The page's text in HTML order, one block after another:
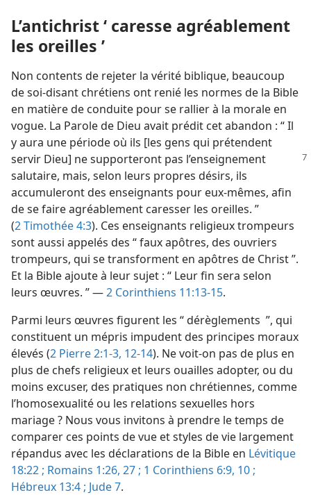
L’antichrist ‘ caresse agréablement
les oreilles ’
Non contents de rejeter la vérité biblique, beaucoup
de soi-disant chrétiens ont renié les normes de la Bible
en matière de conduite pour se rallier à la morale en
vogue. La Parole de Dieu avait prédit cet abandon : “ Il
y aura une période où ils [les gens qui prétendent
servir Dieu] ne supporteront pas l’enseignement
salutaire, mais, selon leurs propres désirs, ils
accumuleront des enseignants pour eux-​mêmes, afin
de se faire agréablement caresser les oreilles. ”
(2 Timothée 4:3). Ces enseignants religieux trompeurs
sont aussi appelés des “ faux apôtres, des ouvriers
trompeurs, qui se transforment en apôtres de Christ ”.
Et la Bible ajoute à leur sujet : “ Leur fin sera selon
leurs œuvres. ” —2 Corinthiens 11:13-15.
Parmi leurs œuvres figurent les “ dérèglements ”, qui
constituent un mépris impudent des principes moraux
élevés (2 Pierre 2:1-3, 12-14). Ne voit-​on pas de plus en
plus de chefs religieux et leurs ouailles adopter, ou du
moins excuser, des pratiques non chrétiennes, comme
l’homosexualité ou les relations sexuelles hors
mariage ? Nous vous invitons à prendre le temps de
comparer ces points de vue et styles de vie largement
répandus avec les déclarations de la Bible en Lévitique
18:22 ; Romains 1:26, 27 ; 1 Corinthiens 6:9, 10 ;
Hébreux 13:4 ; Jude 7.